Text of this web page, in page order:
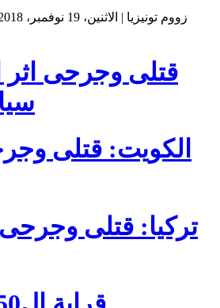
قتلى وجرحى اثر
الكويت: قتلى
تركيا: قتلى